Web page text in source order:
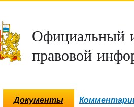
Официальный
правовой
Документы